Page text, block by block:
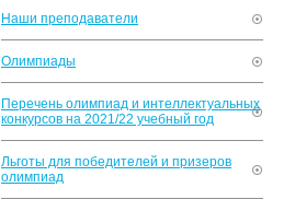
Наши преподаватели
Олимпиады
Перечень олимпиад и интеллектуальных
конкурсов на 2021/22 учебный год
Льготы для победителей и призеров
олимпиад